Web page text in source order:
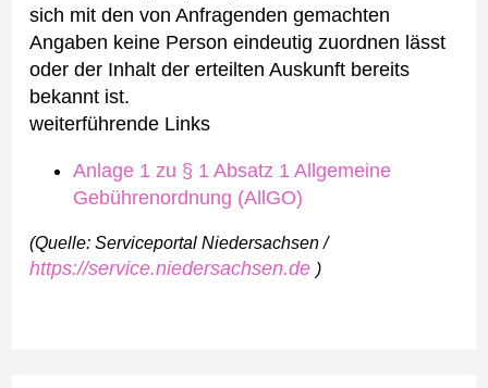
sich mit den von Anfragenden gemachten
Angaben keine Person eindeutig zuordnen lässt
oder der Inhalt der erteilten Auskunft bereits
bekannt ist.
weiterführende Links
Anlage 1 zu § 1 Absatz 1 Allgemeine
Gebührenordnung (AllGO)
(Quelle: Serviceportal Niedersachsen /
https://service.niedersachsen.de )